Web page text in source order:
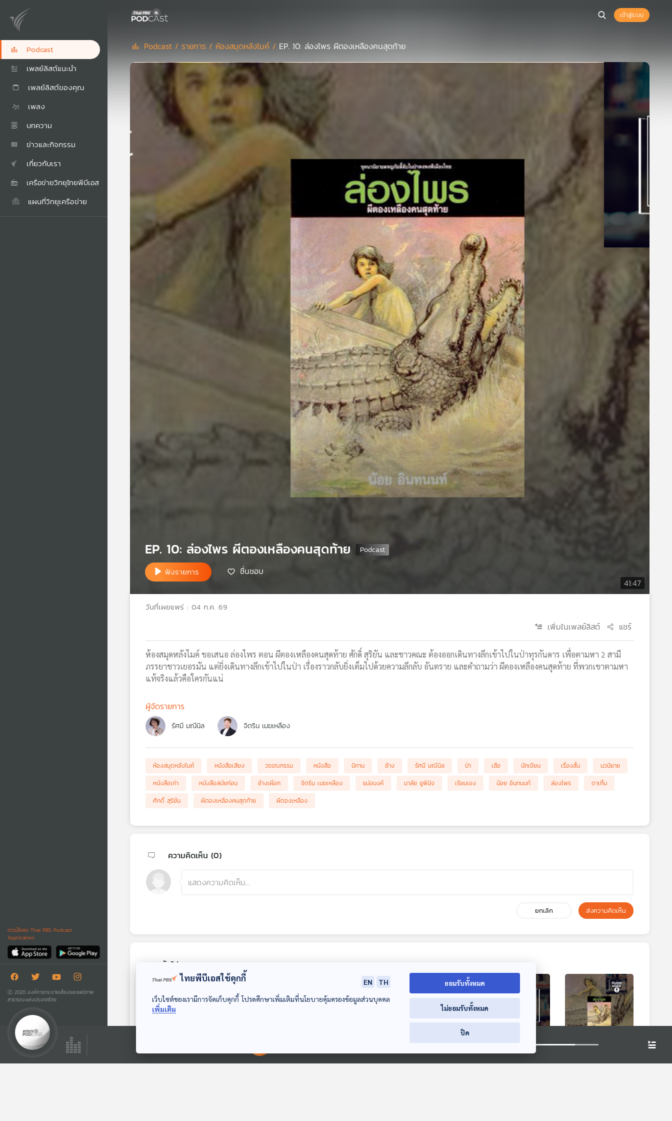
Podcast
เพลย์ลิสต์แนะนำ
เพลย์ลิสต์ของคุณ
เพลง
บทความ
ข่าวและกิจกรรม
เกี่ยวกับเรา
เครือข่ายวิทยุไทยพีบีเอส
แผนที่วิทยุเครือข่าย
ดาวน์โหลด Thai PBS Podcast
Application
Ⓒ 2020 องค์การกระจายเสียงและแพร่ภาพ
สาธารณะแห่งประเทศไทย
เข้าสู่ระบบ
Podcast / รายการ / ห้องสมุดหลังไมค์ / EP. 10: ล่องไพร ผีตองเหลืองคนสุดท้าย
41:47
EP. 10: ล่องไพร ผีตองเหลืองคนสุดท้าย
ฟังรายการ ชื่นชอบ
วันที่เผยแพร่ : 04 ก.ค. 69
เพิ่มในเพลย์ลิสต์ แชร์
ห้องสมุดหลังไมค์ ขอเสนอ ล่องไพร ตอน ผีตองเหลืองคนสุดท้าย ศักดิ์ สุริยัน และชาวคณะ ต้องออกเดินทางลึกเข้าไปในป่าทุรกันดาร เพื่อตามหา 2 สามี
ภรรยาชาวเยอรมัน แต่ยิ่งเดินทางลึกเข้าไปในป่า เรื่องราวกลับยิ่งเต็มไปด้วยความลึกลับ อันตราย และคำถามว่า ผีตองเหลืองคนสุดท้าย ที่พวกเขาตามหา
แท้จริงแล้วคือใครกันแน่
ผู้จัดรายการ
รัศมี มณีนิล จิตริน เมฆเหลือง
ห้องสมุดหลังไมค์ หนังสือเสียง วรรณกรรม หนังสือ นิทาน ช้าง รัศมี มณีนิล ป่า เสือ นักเขียน เรื่องสั้น
นวนิยาย
หนังสือเก่า
หนังสือสมัยก่อน ช้างเผือก จิตริน เมฆเหลือง แม่อนงค์ มาลัย ชูพินิจ เรียมเอง น้อย อินทนนท์ ล่องไพร
ตาเกิ้น
ศักดิ์ สุริยัน
ผีตองเหลืองคนสุดท้าย ผีตองเหลือง
ความคิดเห็น (0)
ยกเลิก ส่งความคิดเห็น
ตอนถัดไป
EP. 11: ล่องไพร ผีต
องเหลืองคนสุดท้าย
EP. 12: ล่องไพร ผีต
องเหลืองคนสุดท้าย
EP. 13: ล่องไพร ผีต
องเหลืองคนสุดท้าย
EP. 14: ล่องไพร ผีต
องเหลืองคนสุดท้าย
EP. 15: ล่องไพร ผีต
องเหลืองคนสุดท้าย
องเหลืองคนสุดท้าย
00:00:00
ไทยพีบีเอสใช้คุกกี้ EN
TH
เว็บไซต์ของเรามีการจัดเก็บคุกกี้ โปรดศึกษาเพิ่มเติมที่นโยบายคุ้มครองข้อมูลส่วนบุคคล
เพิ่มเติม
ยอมรับทั้งหมด
ไม่ยอมรับทั้งหมด
ปิด